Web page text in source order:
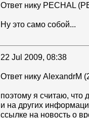
Ответ нику PECHAL
Ну это само собой...
22 Jul 2009, 08:38
Ответ нику AlexandrM
поэтому я считаю, что
и на других
ссылке на новость о